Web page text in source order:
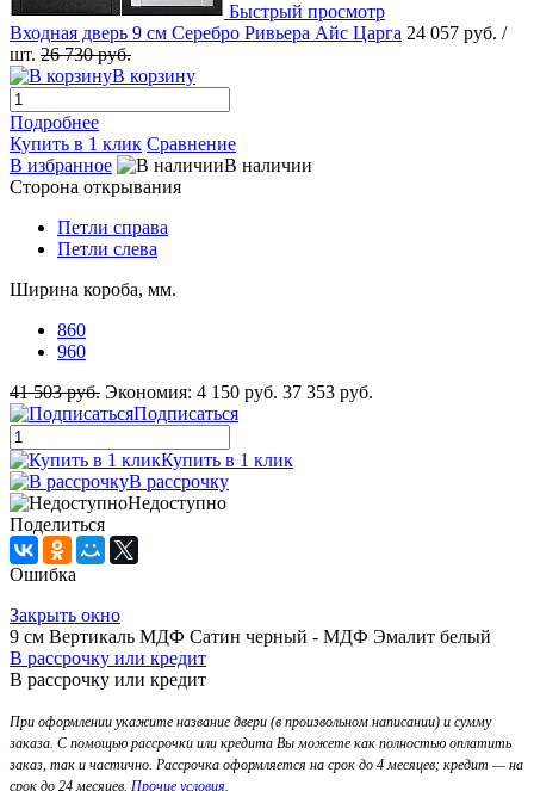
Быстрый просмотр
Входная дверь 9 см Серебро Ривьера Айс Царга 24 057 руб. /
шт. 26 730 руб.
В корзину
Подробнее
Купить в 1 клик Сравнение
В избранное
В наличии
Сторона открывания
Петли справа
Петли слева
Ширина короба, мм.
860
960
41 503 руб. Экономия: 4 150 руб. 37 353 руб.
Подписаться
Купить в 1 клик
В рассрочку
Недоступно
Поделиться
Ошибка
Закрыть окно
9 см Вертикаль МДФ Сатин черный - МДФ Эмалит белый
В рассрочку или кредит
В рассрочку или кредит
При оформлении укажите название двери (в произвольном написании) и сумму
заказа. С помощью рассрочки или кредита Вы можете как полностью оплатить
заказ, так и частично. Рассрочка оформляется на срок до 4 месяцев; кредит — на
срок до 24 месяцев. Прочие условия.